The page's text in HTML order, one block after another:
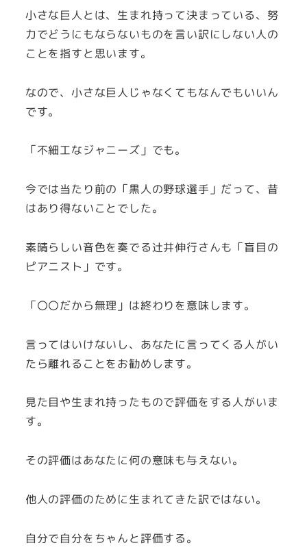
小さな巨人とは、生まれ持って決まっている、努
力でどうにもならないものを言い訳にしない人の
ことを指すと思います。
なので、小さな巨人じゃなくてもなんでもいいん
です。
「不細工なジャニーズ」でも。
今では当たり前の「黒人の野球選手」だって、昔
はあり得ないことでした。
素晴らしい音色を奏でる辻井伸行さんも「盲目の
ピアニスト」です。
「〇〇だから無理」は終わりを意味します。
言ってはいけないし、あなたに言ってくる人がい
たら離れることをお勧めします。
見た目や生まれ持ったもので評価をする人がいま
す。
その評価はあなたに何の意味も与えない。
他人の評価のために生まれてきた訳ではない。
自分で自分をちゃんと評価する。